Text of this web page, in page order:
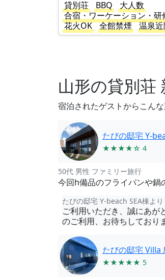
貸別荘
BBQ
大人数
合宿・ワーケーション・研
花火OK
全館禁煙 温泉
山形の貸別荘
宿泊されたゲストからこんな
たびの邸宅 Y-
★★★★☆ 4
50代 男性 ファミリー旅行
今回h備品のフライパンや鍋
たびの邸宅 Y-beach SEA棟より
ご利用いただき、誠にあが
のご利用、お待ちしており
たびの邸宅 Villa
★★★★★ 5